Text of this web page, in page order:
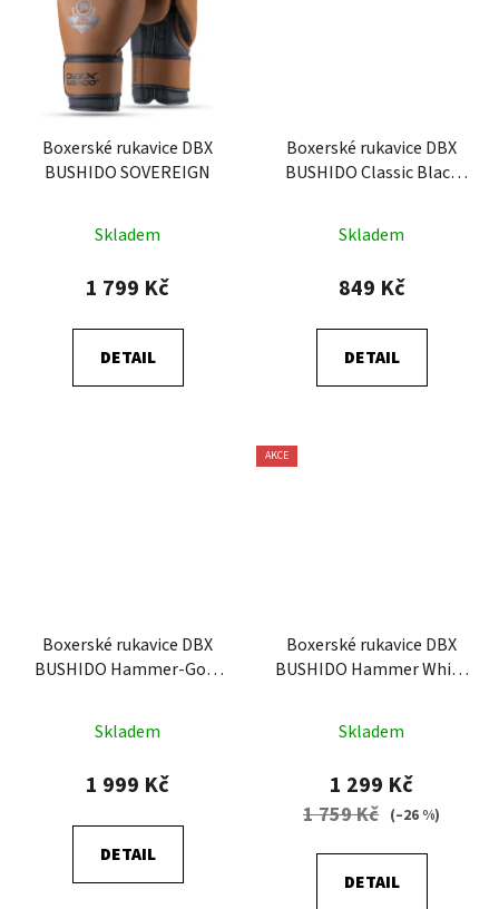
Boxerské rukavice DBX
BUSHIDO SOVEREIGN
Skladem
1 799 Kč
DETAIL
Boxerské rukavice DBX
BUSHIDO Classic Black
Skladem
849 Kč
DETAIL
Boxerské rukavice DBX
BUSHIDO Hammer-Gold
Skladem
1 999 Kč
DETAIL
AKCE
Boxerské rukavice DBX
BUSHIDO Hammer White
Skladem
1 299 Kč
1 759 Kč (–26 %)
DETAIL